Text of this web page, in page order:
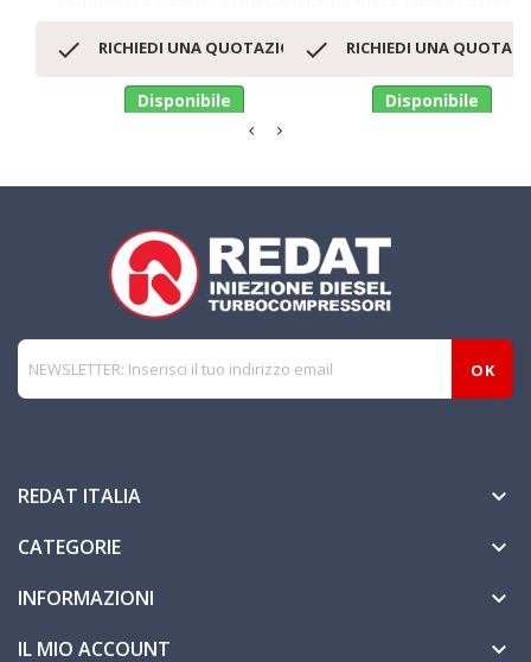
 RICHIEDI UNA QUOTAZIONE
Disponibile
 RICHIEDI UNA
Disponibile
REDAT ITALIA 
CATEGORIE 
INFORMAZIONI 
IL MIO ACCOUNT 